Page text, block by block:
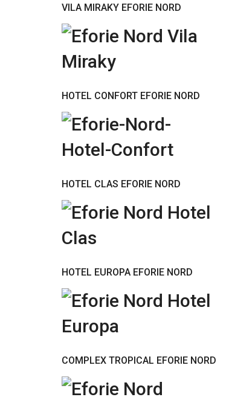
VILA MIRAKY EFORIE NORD
HOTEL CONFORT EFORIE NORD
HOTEL CLAS EFORIE NORD
HOTEL EUROPA EFORIE NORD
COMPLEX TROPICAL EFORIE NORD